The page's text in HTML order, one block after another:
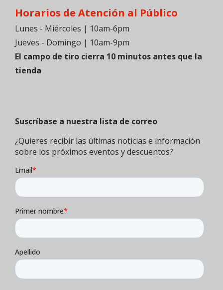
Horarios de Atención al Público
Lunes - Miércoles | 10am-6pm
Jueves - Domingo | 10am-9pm
El campo de tiro cierra 10 minutos antes que la
tienda
Suscríbase a nuestra lista de correo